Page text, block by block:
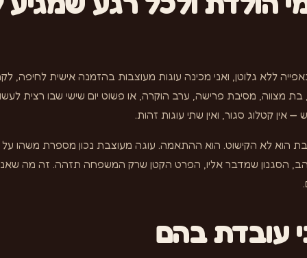
ללא גלוטן, ואני מכינה עוגות מעוצבות בהזמנה אישית לחיפה,
בת מצווה, מסיבת פרישה, ערב הוקרה, או פשוט יום שישי שבו רצית
אין קטלוג סגור, ואין שתי עוגות זהות.
הוא לא הקישוט. הוא ההתאמה. עוגה מעוצבת נכון מספרת משהו על
הסגנון שמדבר אליו, הפרט הקטן שרק המשפחה תזהה. זה מה
עובדת בהם